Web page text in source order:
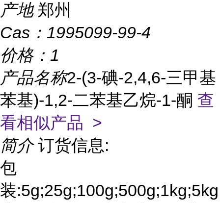
产地 郑州
Cas： 1995099-99-4
价格： 1
产品名称2-(3-碘-2,4,6-三甲基
苯基)-1,2-二苯基乙烷-1-酮 查
看相似产品 >
简介 订货信息:
包
装:5g;25g;100g;500g;1kg;5kg